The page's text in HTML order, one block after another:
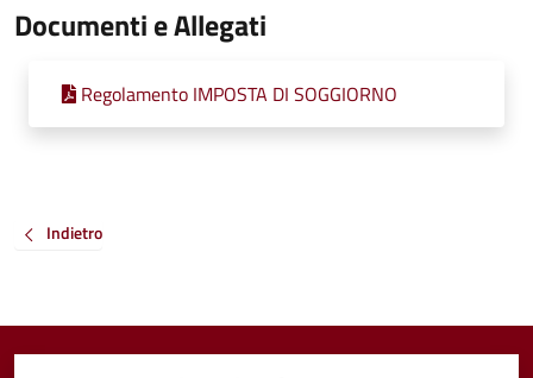
Documenti e Allegati
Regolamento IMPOSTA DI SOGGIORNO
Indietro